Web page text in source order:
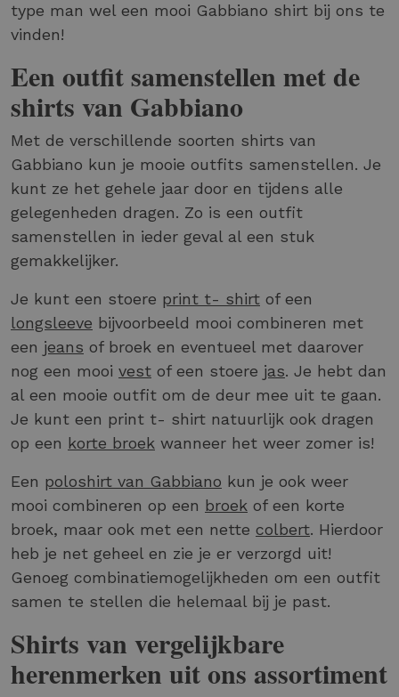
type man wel een mooi Gabbiano shirt bij ons te
vinden!
Een outfit samenstellen met de
shirts van Gabbiano
Met de verschillende soorten shirts van
Gabbiano kun je mooie outfits samenstellen. Je
kunt ze het gehele jaar door en tijdens alle
gelegenheden dragen. Zo is een outfit
samenstellen in ieder geval al een stuk
gemakkelijker.
Je kunt een stoere print t- shirt of een
longsleeve bijvoorbeeld mooi combineren met
een jeans of broek en eventueel met daarover
nog een mooi vest of een stoere jas. Je hebt dan
al een mooie outfit om de deur mee uit te gaan.
Je kunt een print t- shirt natuurlijk ook dragen
op een korte broek wanneer het weer zomer is!
Een poloshirt van Gabbiano kun je ook weer
mooi combineren op een broek of een korte
broek, maar ook met een nette colbert. Hierdoor
heb je net geheel en zie je er verzorgd uit!
Genoeg combinatiemogelijkheden om een outfit
samen te stellen die helemaal bij je past.
Shirts van vergelijkbare
herenmerken uit ons assortiment